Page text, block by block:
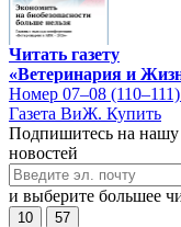
Читать газету
«Ветеринария и
Номер 07–08
Газета ВиЖ. Купить
Подпишитесь на нашу
новостей
и выберите большее
10 57